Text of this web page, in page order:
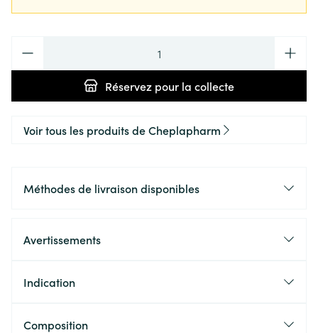
Réservez pour la collecte
Voir tous les produits de Cheplapharm
Méthodes de livraison disponibles
Avertissements
Indication
Composition